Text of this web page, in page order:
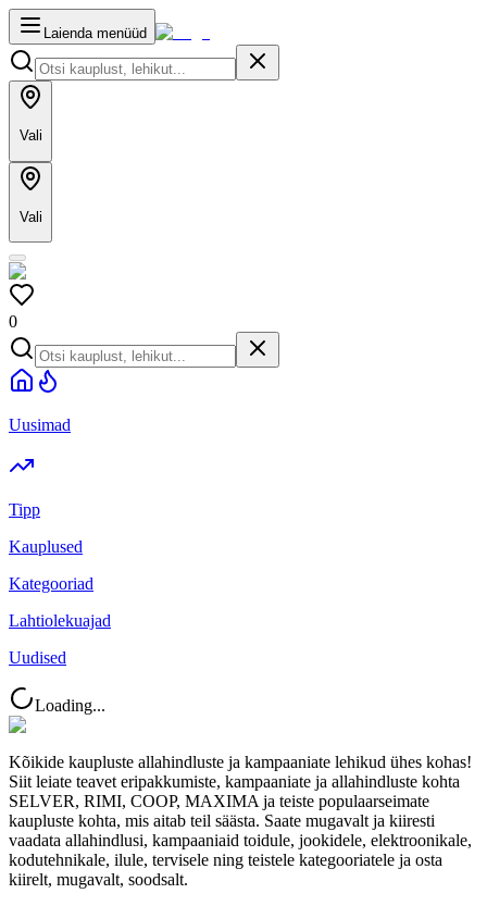
Laienda menüüd
Vali
Vali
0
Uusimad
Tipp
Kauplused
Kategooriad
Lahtiolekuajad
Uudised
Loading...
Kõikide kaupluste allahindluste ja kampaaniate lehikud ühes kohas!
Siit leiate teavet eripakkumiste, kampaaniate ja allahindluste kohta
SELVER, RIMI, COOP, MAXIMA ja teiste populaarseimate
kaupluste kohta, mis aitab teil säästa. Saate mugavalt ja kiiresti
vaadata allahindlusi, kampaaniaid toidule, jookidele, elektroonikale,
kodutehnikale, ilule, tervisele ning teistele kategooriatele ja osta
kiirelt, mugavalt, soodsalt.